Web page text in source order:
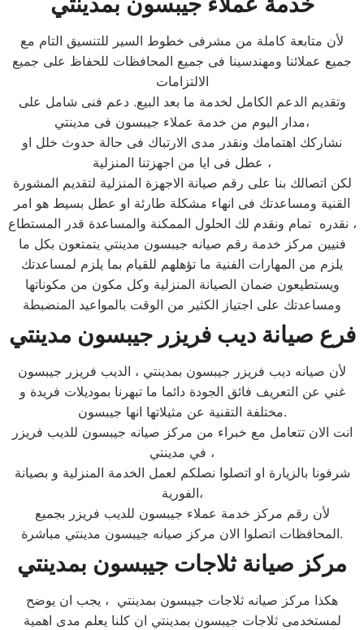
لأن متابعة كاملة من مشرفى خطوط السير للتنسيق التام مع
جميع عملائنا ومهندسينا فى جميع المحافظات للحفاظ على جميع
الالتزامات
وتقديم الدعم الكامل لخدمة ما بعد البيع. دعم فنى شامل على
مدار اليوم من خدمة عملاء جيبسون فى مدينتي،
نشاركك اهتمامك ونقدر مدى الارتباك فى حالة حدوث خلل او
عطل فى ايا من اجهزتنا المنزلية ،
لكن اتصالك بنا على رقم صيانة الاجهزة المنزلية لتقديم المشورة
القنية ومساعدتك فى انهاء مشكلة طارئة او عطل بسيط هو امر
نقدره تمام ونقدم لك الحلول الممكنة والمساعدة قدر المستطاع ،
فنيين مركز خدمة رقم صيانه جيبسون مدينتي يتمتعون بكل ما
يلزم من المهارات الفنية ما تؤهلهم للقيام بما يلزم لمساعدتك
ويستطيعون ضمان الصيانة المنزلية وكل مكون من مكوناتها
ومساعدتك على اجتياز الكثير من الوقت بالمواعيد المنضبطة
فرع صيانة ديب فريزر جيبسون مدينتي
لأن صيانه ديب فريزر جيبسون بمدينتي ، الديب فريزر جيبسون
غني عن التعريف فائق الجودة دائما ما تبهرنا بموديلات فريدة و
مختلفة التقنية عن مثيلاتها انها جيبسون.
انت الان تتعامل مع خبراء من مركز صيانه جيبسون للديب فريزر
في مدينتي ،
شرفونا بالزيارة او اتصلوا نصلكم لعمل الخدمة المنزلية و بصيانة
الفورية،
لأن رقم مركز خدمة عملاء جيبسون للديب فريزر بجميع
المحافظات اتصلوا الان مركز صيانه جيبسون مدينتي مباشرة.
مركز صيانة ثلاجات جيبسون بمدينتي
هكذا مركز صيانه ثلاجات جيبسون بمدينتي ، يجب ان يوضح
لمستخدمى ثلاجات جيبسون بمدينتي ان كلنا يعلم مدى اهمية